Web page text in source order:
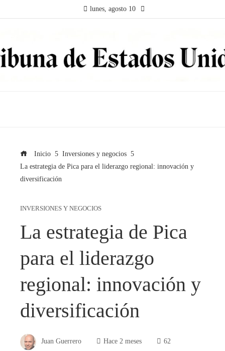
lunes, agosto 10
Inicio
Inversiones y negocios
La estrategia de Pica para el liderazgo regional: innovación y
diversificación
INVERSIONES Y NEGOCIOS
La estrategia de Pica
para el liderazgo
regional: innovación y
diversificación
Juan Guerrero Hace 2 meses 62